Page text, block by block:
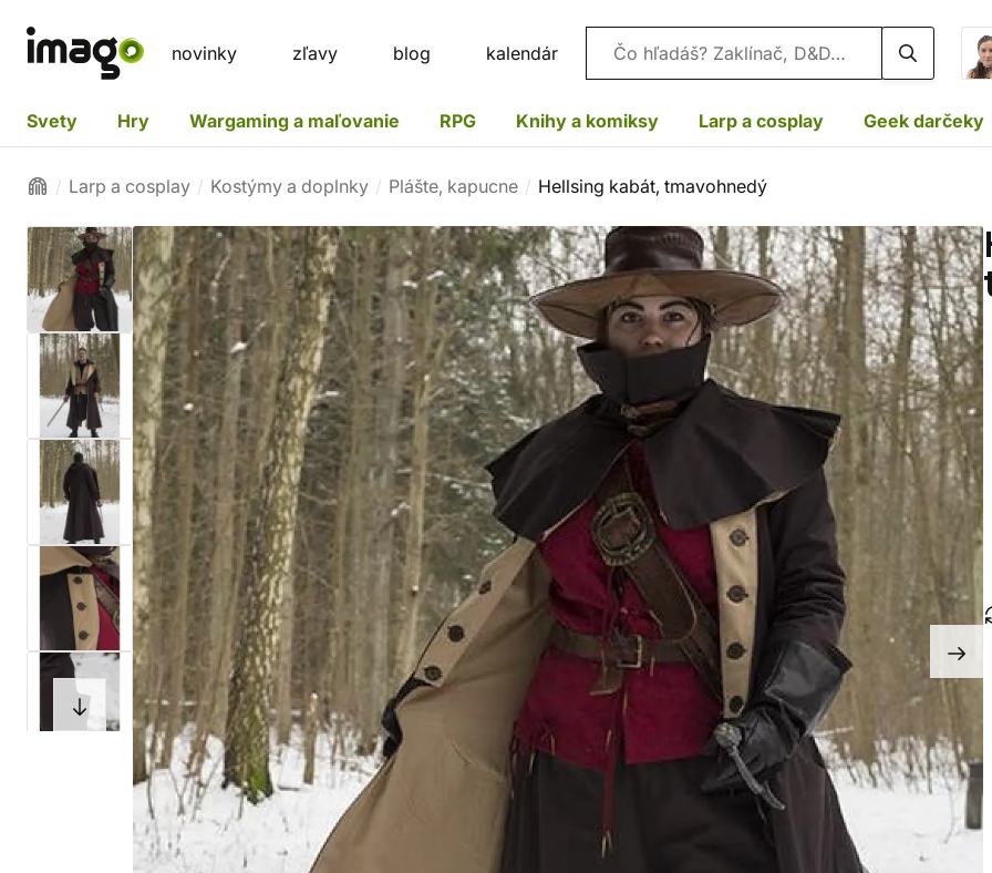
novinky zľavy blog kalendár Vyhľadávanie
Svety Hry Wargaming a maľovanie RPG Knihy a komiksy Larp a cosplay Geek darčeky
Larp a cosplay Kostýmy a doplnky Plášte, kapucne Hellsing kabát, tmavohnedý